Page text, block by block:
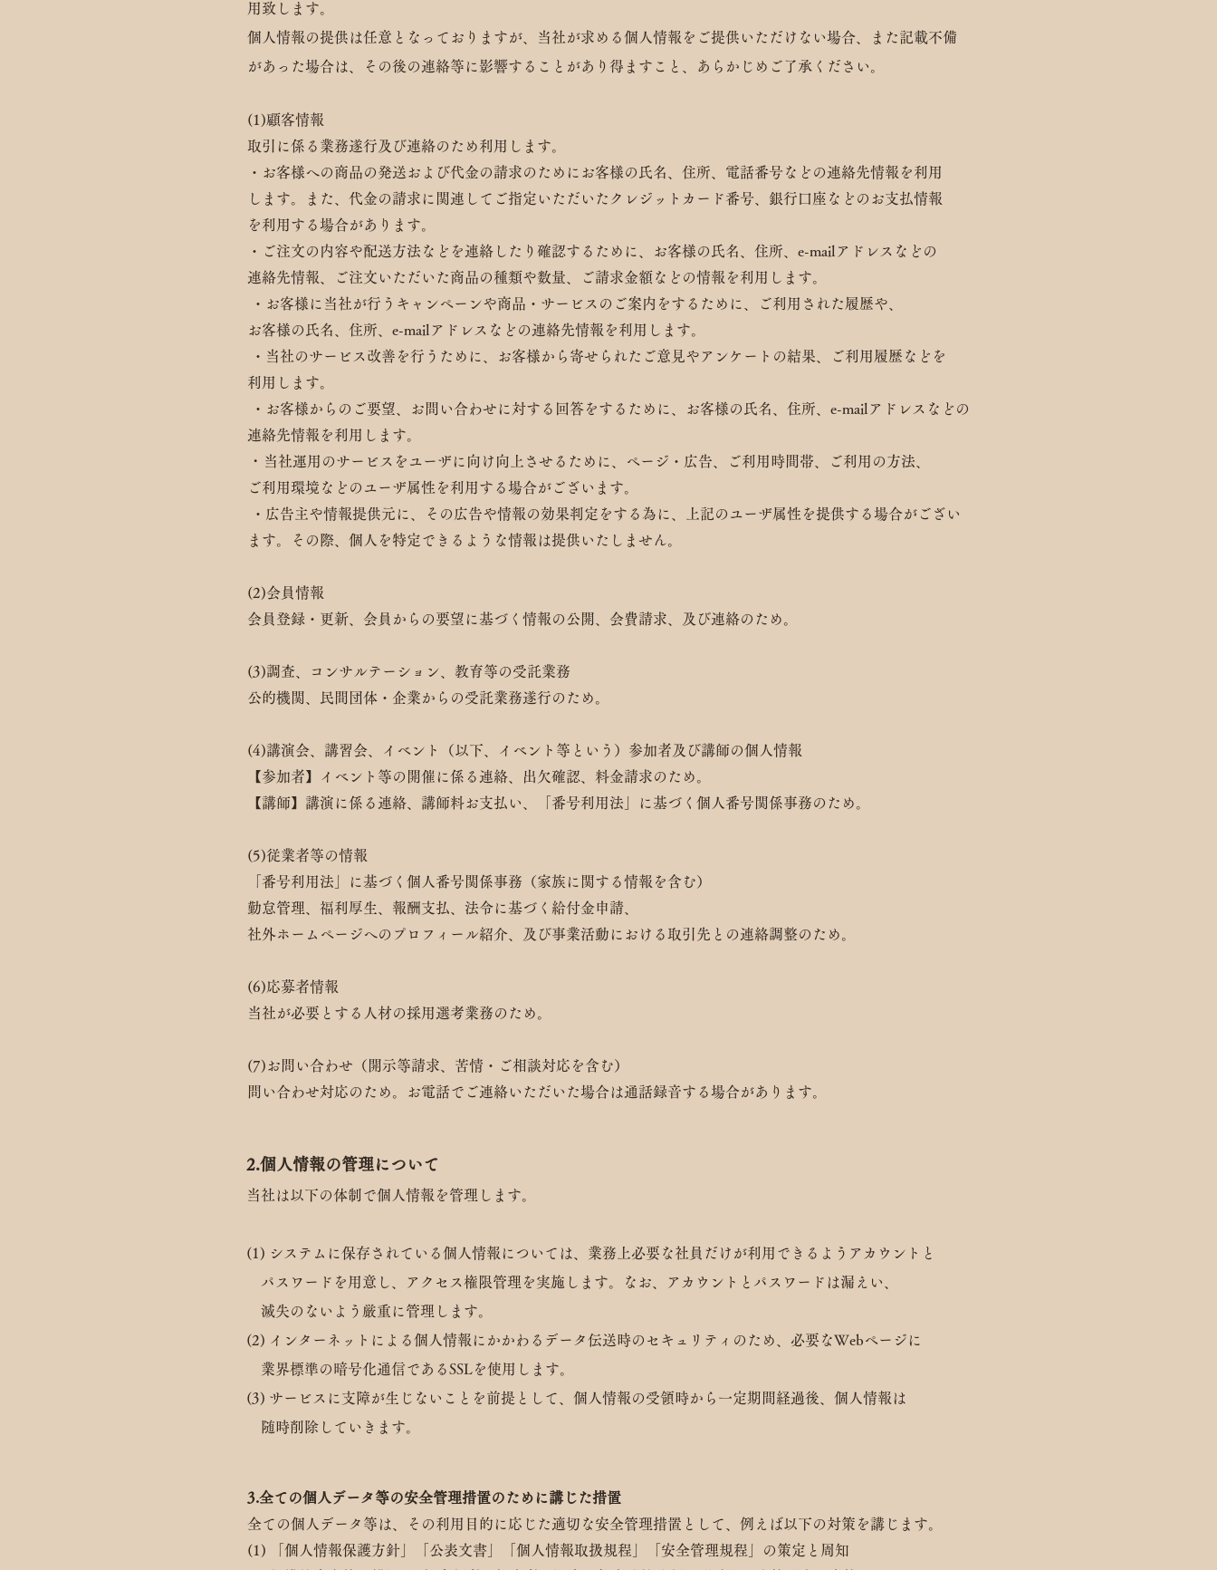
用致します。
個人情報の提供は任意となっておりますが、当社が求める個人情報をご提供いただけない場合、また記載不備
があった場合は、その後の連絡等に影響することがあり得ますこと、あらかじめご了承ください。
(1)顧客情報
取引に係る業務遂行及び連絡のため利用します。
・お客様への商品の発送および代金の請求のためにお客様の氏名、住所、電話番号などの連絡先情報を利用
します。また、代金の請求に関連してご指定いただいたクレジットカード番号、銀行口座などのお支払情報
を利用する場合があります。
・ご注文の内容や配送方法などを連絡したり確認するために、お客様の氏名、住所、e-mailアドレスなどの
連絡先情報、ご注文いただいた商品の種類や数量、ご請求金額などの情報を利用します。
・ お客様に当社が行うキャンペーンや商品・サービスのご案内をするために、ご利用された履歴や、
お客様の氏名、住所、e-mailアドレスなどの連絡先情報を利用します。
・ 当社のサービス改善を行うために、お客様から寄せられたご意見やアンケートの結果、ご利用履歴などを
利用します。
・ お客様からのご要望、お問い合わせに対する回答をするために、お客様の氏名、住所、e-mailアドレスなどの
連絡先情報を利用します。
・ 当社運用のサービスをユーザに向け向上させるために、ページ・広告、ご利用時間帯、ご利用の方法、
ご利用環境などのユーザ属性を利用する場合がございます。
​・ 広告主や情報提供元に、その広告や情報の効果判定をする為に、上記のユーザ属性を提供する場合がござい
ます。
その際、個人を特定できるような情報は提供いたしません。
(2)会員情報
会員登録・更新、会員からの要望に基づく情報の公開、会費請求、及び連絡のため。
(3)調査、コンサルテーション、教育等の受託業務
公的機関、民間団体・企業からの受託業務遂行のため。
(4)講演会、講習会、イベント（以下、イベント等という）参加者及び講師の個人情報
【参加者】イベント等の開催に係る連絡、出欠確認、料金請求のため。
【講師】講演に係る連絡、講師料お支払い、「番号利用法」に基づく個人番号関係事務のため。
(5)従業者等の情報
「番号利用法」に基づく個人番号関係事務（家族に関する情報を含む）
勤怠管理、福利厚生、報酬支払、法令に基づく給付金申請、
社外ホームページへのプロフィール紹介、及び事業活動における取引先との連絡調整のため。
(6)応募者情報
当社が必要とする人材の採用選考業務のため。
(7)お問い合わせ（開示等請求、苦情・ご相談対応を含む）
問い合わせ対応のため。お電話でご連絡いただいた場合は通話録音する場合があります。
2.個人情報の管理につ いて
当社は以下の体制で個人情報を管理します。
(1) システムに保存されて い る個人情報については、業務上必要な社員だけが利用できるようアカウントと
パスワードを用意し、アクセス権限管理を実施します。なお、アカウントとパスワードは漏えい、
滅失のないよう厳重に管理します。
(2) インターネットによる個人情報にかかわるデータ伝送時のセキュリティのため、必要なWebページに
業界標準の暗号化通信であるSSLを使用します。
(3) サービスに支障が生じないことを前提として、個人情報の受領時から一定期間経過後、個人情報は
随時削除していきます。
3.全ての個人データ等の安全管理措置のために講じた措置
全ての個人データ等は、その利用目的に応じた適切な安全管理措置として、例えば以下の対策を講じます。
(1) 「個人情報保護方針」「公表文書」「個人情報取扱規程」「安全管理規程」の策定と周知